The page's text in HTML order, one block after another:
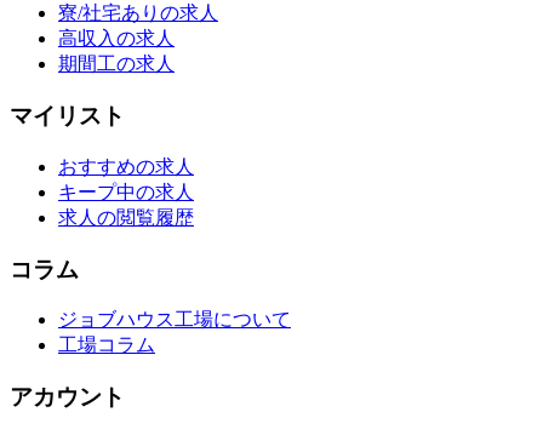
寮/社宅ありの求人
高収入の求人
期間工の求人
マイリスト
おすすめの求人
キープ中の求人
求人の閲覧履歴
コラム
ジョブハウス工場について
工場コラム
アカウント